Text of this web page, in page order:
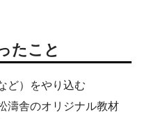
たこと
ど）をやり込む
濤舎のオリジナル教材